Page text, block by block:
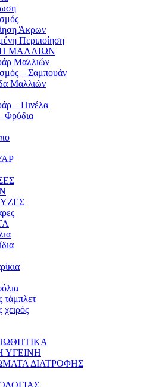
Άκρων
Περιποίηση
ΜΑΛΛΙΩΝ
Μαλλιών
– Σαμπουάν
Μαλλιών
– Πινέλα
Φρύδια
τάμπλετ
χειρός
ΥΓΕΙΝΗ
ΔΙΑΤΡΟΦΗΣ